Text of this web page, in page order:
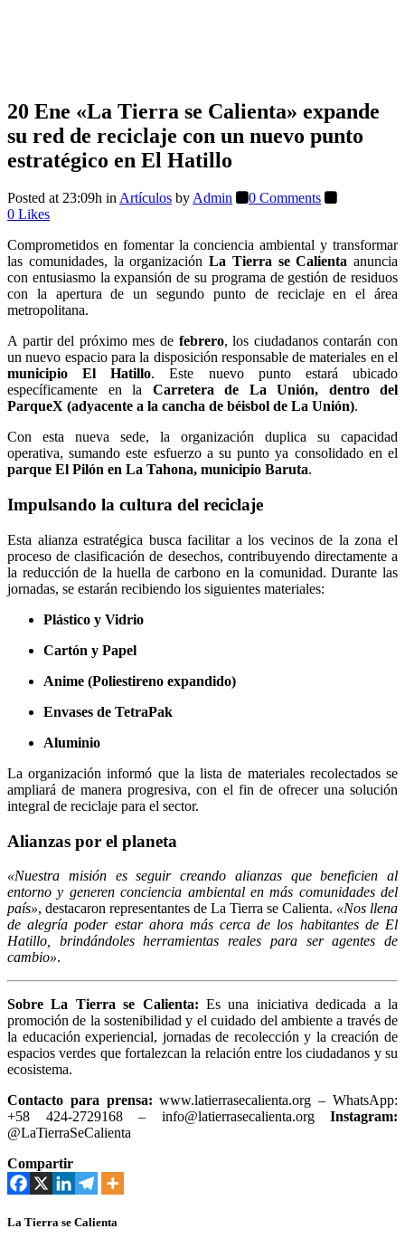
20 Ene «La Tierra se Calienta» expande
su red de reciclaje con un nuevo punto
estratégico en El Hatillo
Posted at 23:09h inArtículos byAdmin
0 Comments
0 Likes
Comprometidos en fomentar la conciencia ambiental y transformar
las comunidades, la organización La Tierra se Calienta anuncia
con entusiasmo la expansión de su programa de gestión de residuos
con la apertura de un segundo punto de reciclaje en el área
metropolitana.
A partir del próximo mes de febrero, los ciudadanos contarán con
un nuevo espacio para la disposición responsable de materiales en el
municipio El Hatillo. Este nuevo punto estará ubicado
específicamente en la Carretera de La Unión, dentro del
ParqueX (adyacente a la cancha de béisbol de La Unión).
Con esta nueva sede, la organización duplica su capacidad
operativa, sumando este esfuerzo a su punto ya consolidado en el
parque El Pilón en La Tahona, municipio Baruta.
Impulsando la cultura del reciclaje
Esta alianza estratégica busca facilitar a los vecinos de la zona el
proceso de clasificación de desechos, contribuyendo directamente a
la reducción de la huella de carbono en la comunidad. Durante las
jornadas, se estarán recibiendo los siguientes materiales:
Plástico y Vidrio
Cartón y Papel
Anime (Poliestireno expandido)
Envases de TetraPak
Aluminio
La organización informó que la lista de materiales recolectados se
ampliará de manera progresiva, con el fin de ofrecer una solución
integral de reciclaje para el sector.
Alianzas por el planeta
«Nuestra misión es seguir creando alianzas que beneficien al
entorno y generen conciencia ambiental en más comunidades del
país», destacaron representantes de La Tierra se Calienta. «Nos llena
de alegría poder estar ahora más cerca de los habitantes de El
Hatillo, brindándoles herramientas reales para ser agentes de
cambio».
Sobre La Tierra se Calienta: Es una iniciativa dedicada a la
promoción de la sostenibilidad y el cuidado del ambiente a través de
la educación experiencial, jornadas de recolección y la creación de
espacios verdes que fortalezcan la relación entre los ciudadanos y su
ecosistema.
Contacto para prensa: www.latierrasecalienta.org – WhatsApp:
+58 424-2729168 – info@latierrasecalienta.org Instagram:
@LaTierraSeCalienta
Compartir
La Tierra se Calienta